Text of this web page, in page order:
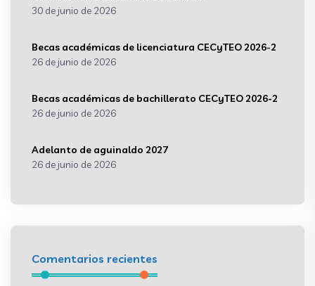
30 de junio de 2026
Becas académicas de licenciatura CECyTEO 2026-2
26 de junio de 2026
Becas académicas de bachillerato CECyTEO 2026-2
26 de junio de 2026
Adelanto de aguinaldo 2027
26 de junio de 2026
Comentarios recientes